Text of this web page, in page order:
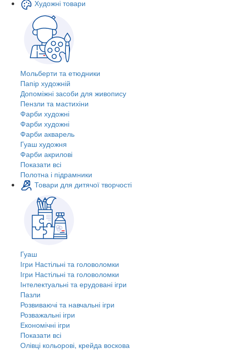
Художні товари
Мольберти та етюдники
Папір художній
Допоміжні засоби для живопису
Пензли та мастихіни
Фарби художні
Фарби художні
Фарби акварель
Гуаш художня
Фарби акрилові
Показати всі
Полотна і підрамники
Товари для дитячої творчості
Гуаш
Ігри Настільні та головоломки
Ігри Настільні та головоломки
Інтелектуальні та ерудовані ігри
Пазли
Розвиваючі та навчальні ігри
Розважальні ігри
Економічні ігри
Показати всі
Олівці кольорові, крейда воскова